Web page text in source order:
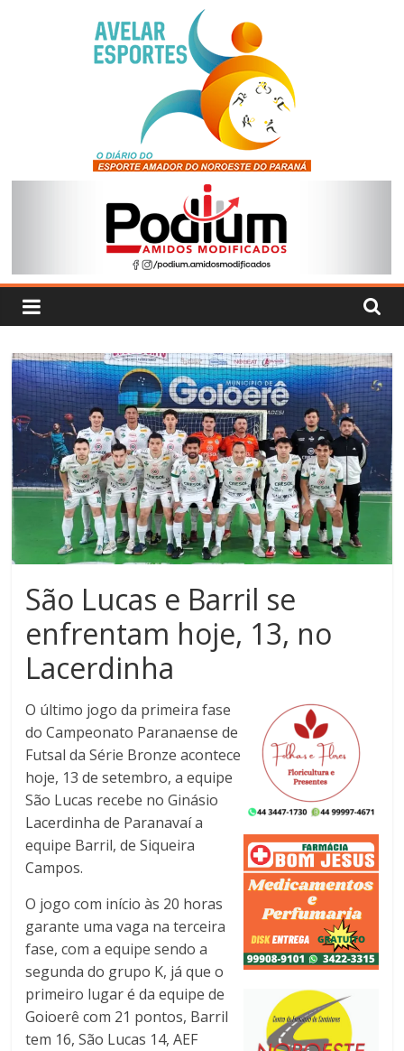
Avelar
Esportes
O
Diário
Esporte
Amador
do
Noroeste
do
Paraná
São Lucas e Barril se
enfrentam hoje, 13, no
Lacerdinha
O último jogo da primeira fase
do Campeonato Paranaense de
Futsal da Série Bronze acontece
hoje, 13 de setembro, a equipe
São Lucas recebe no Ginásio
Lacerdinha de Paranavaí a
equipe Barril, de Siqueira
Campos.
O jogo com início às 20 horas
garante uma vaga na terceira
fase, com a equipe sendo a
segunda do grupo K, já que o
primeiro lugar é da equipe de
Goioerê com 21 pontos, Barril
tem 16, São Lucas 14, AEF